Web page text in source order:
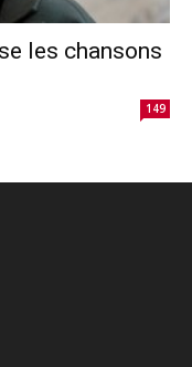
les chansons
149